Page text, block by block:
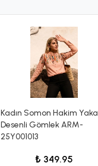
Kadın Somon Hakim Yaka
Desenli Gömlek ARM-
25Y001013
₺ 349.95